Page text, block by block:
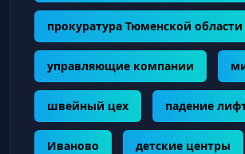
прокуратура Тюменской области
управляющие компании
швейный цех падение
Иваново детские центры